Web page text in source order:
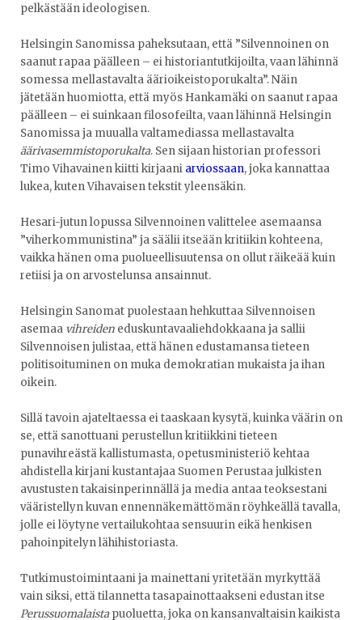
pelkästään ideologisen.
Helsingin Sanomissa paheksutaan, että ”Silvennoinen on
saanut rapaa päälleen – ei historiantutkijoilta, vaan lähinnä
somessa mellastavalta äärioikeistoporukalta”. Näin
jätetään huomiotta, että myös Hankamäki on saanut rapaa
päälleen – ei suinkaan filosofeilta, vaan lähinnä Helsingin
Sanomissa ja muualla valtamediassa mellastavalta
äärivasemmistoporukalta. Sen sijaan historian professori
Timo Vihavainen kiitti kirjaani arviossaan, joka kannattaa
lukea, kuten Vihavaisen tekstit yleensäkin.
Hesari-jutun lopussa Silvennoinen valittelee asemaansa
”viherkommunistina” ja säälii itseään kritiikin kohteena,
vaikka hänen oma puolueellisuutensa on ollut räikeää kuin
retiisi ja on arvostelunsa ansainnut.
Helsingin Sanomat puolestaan hehkuttaa Silvennoisen
asemaa vihreiden eduskuntavaaliehdokkaana ja sallii
Silvennoisen julistaa, että hänen edustamansa tieteen
politisoituminen on muka demokratian mukaista ja ihan
oikein.
Sillä tavoin ajateltaessa ei taaskaan kysytä, kuinka väärin on
se, että sanottuani perustellun kritiikkini tieteen
punavihreästä kallistumasta, opetusministeriö kehtaa
ahdistella kirjani kustantajaa Suomen Perustaa julkisten
avustusten takaisinperinnällä ja media antaa teoksestani
vääristellyn kuvan ennennäkemättömän röyhkeällä tavalla,
jolle ei löytyne vertailukohtaa sensuurin eikä henkisen
pahoinpitelyn lähihistoriasta.
Tutkimustoimintaani ja mainettani yritetään myrkyttää
vain siksi, että tilannetta tasapainottaakseni edustan itse
Perussuomalaistapuoluetta, joka on kansanvaltaisin kaikista